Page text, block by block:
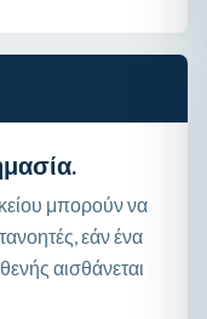
μπορούν να
εάν ένα
αισθάνεται